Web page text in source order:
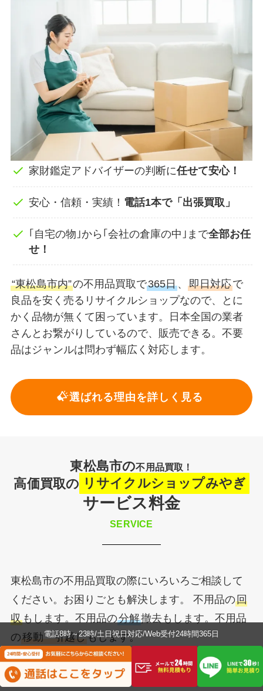
家財鑑定アドバイザーの判断に任せて安心！
安心・信頼・実績！ 電話1本で「出張買取」
｢自宅の物｣から｢会社の倉庫の中｣まで全部お任
せ！
“東松島市内”の不用品買取で365日、 即日対応で
良品を安く売るリサイクルショップなので、とに
かく品物が無くて困っています。日本全国の業者
さんとお繋がりしているので、販売できる。不要
品はジャンルは問わず幅広く対応します。
選ばれる理由を詳しく見る
東松島市の不用品買取！
高価買取の リサイクルショップみやぎ
サービス料金
SERVICE
東松島市の不用品買取の際にいろいろご相談して
ください。お困りごとも解決します。 不用品の回
収もします。不用品の分解撤去もします。不用品
の移動・引越しもします。
不用品の出張買取の対応するだけではなくて、廃
品回収などの作業も対応します。
電話8時～23時/土日祝日対応/Web受付24時間365日